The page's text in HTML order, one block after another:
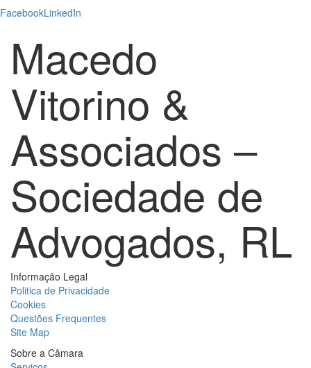
FacebookLinkedIn
Macedo
Vitorino &
Associados –
Sociedade de
Advogados, RL
Informação Legal
Politica de Privacidade
Cookies
Questões Frequentes
Site Map
Sobre a Câmara